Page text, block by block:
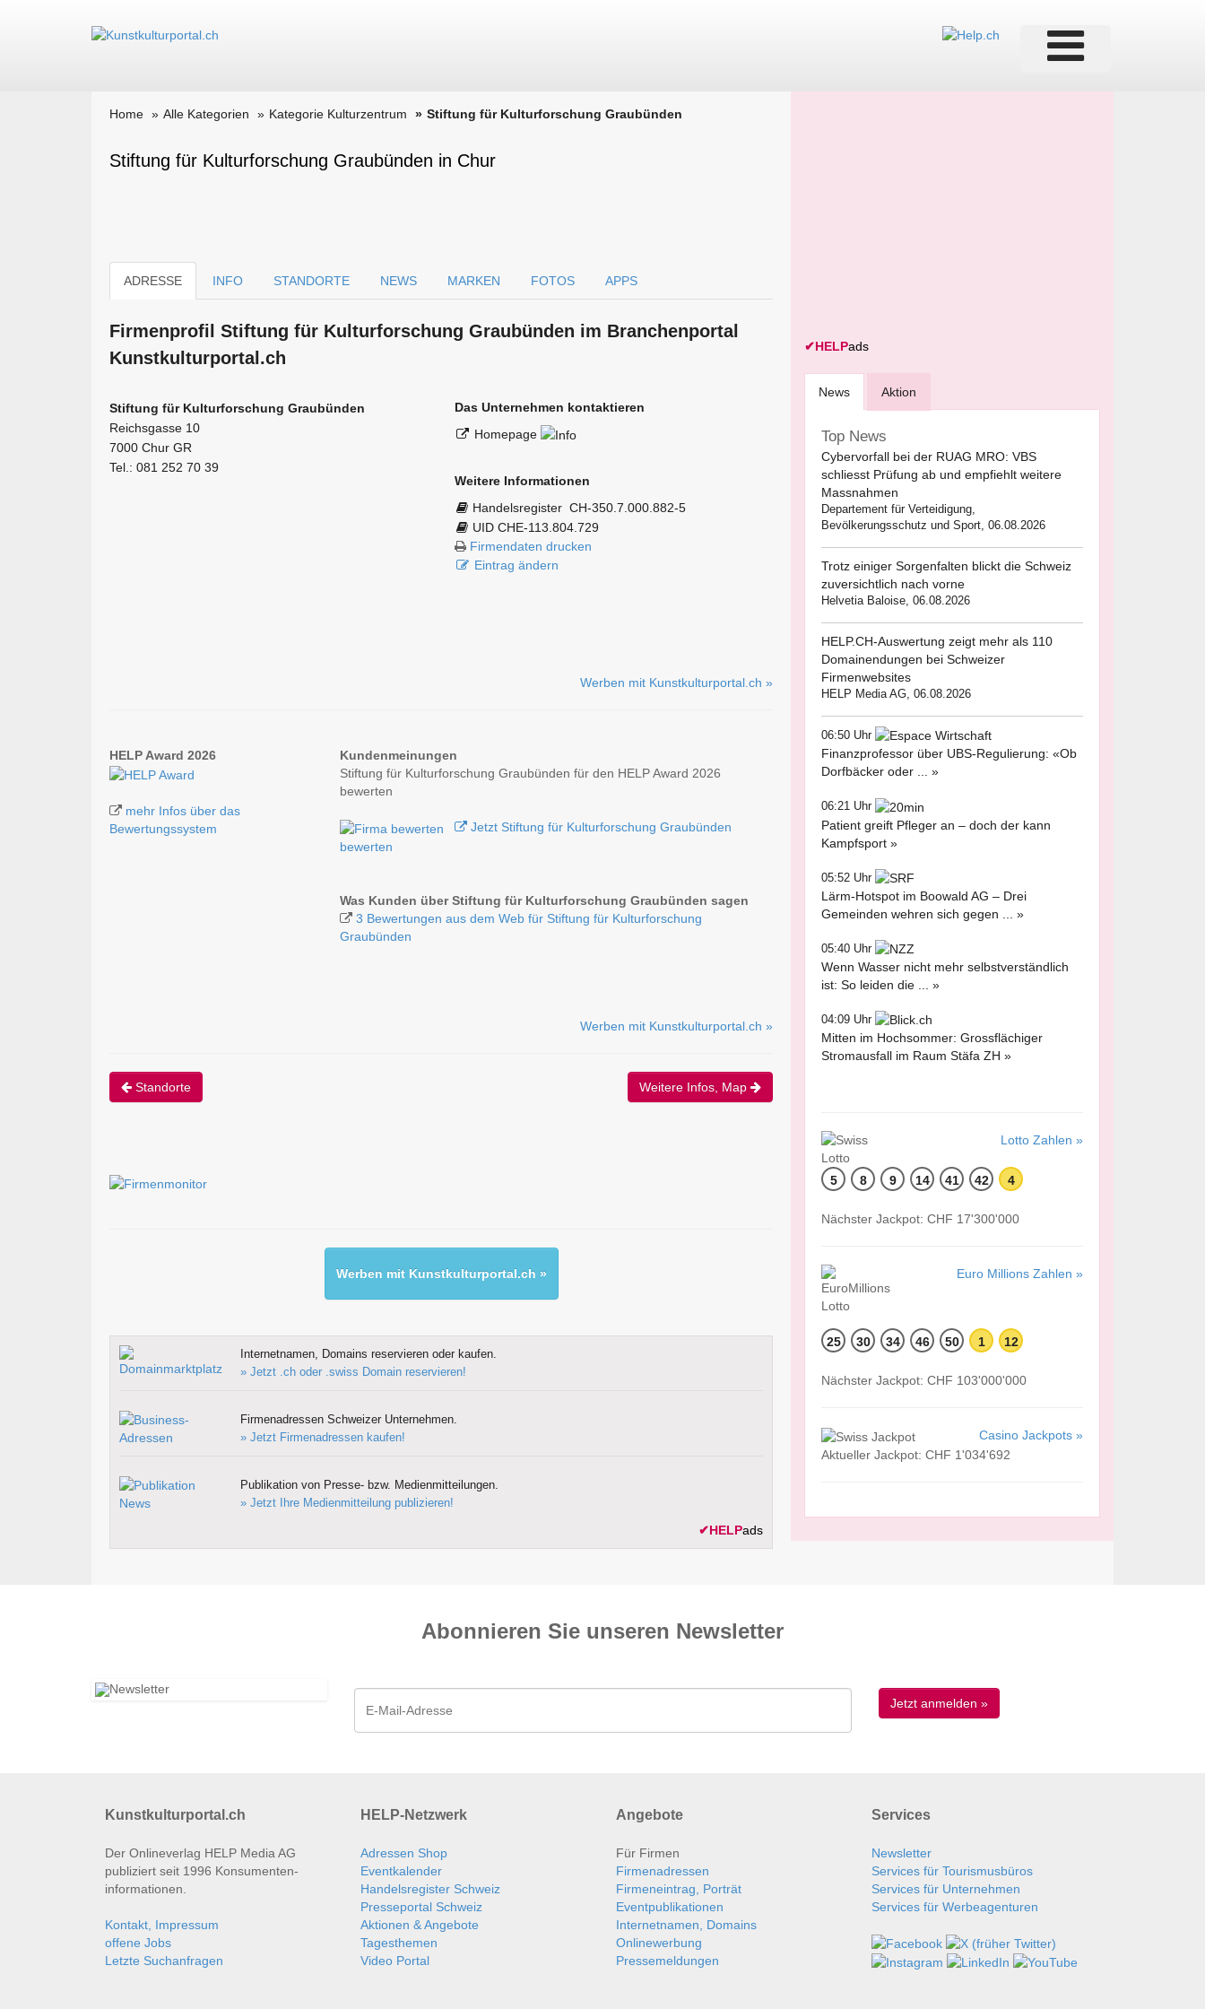
Home Alle Kategorien Kategorie Kulturzentrum Stiftung für Kulturforschung Graubünden
Stiftung für Kulturforschung Graubünden in Chur
ADRESSE INFO STANDORTE NEWS MARKEN FOTOS APPS
Firmen­profil Stiftung für Kulturforschung Graubünden im Branchen­portal
Kunstkulturportal.ch
Stiftung für Kulturforschung Graubünden
Reichsgasse 10
7000 Chur GR
Tel.: 081 252 70 39
Das Unternehmen kontaktieren
Homepage
Weitere Informationen
Handelsregister CH-350.7.000.882-5
UID CHE-113.804.729
Firmendaten drucken
Eintrag ändern
Werben mit Kunstkulturportal.ch »
HELP Award 2026
mehr Infos über das
Bewertungssystem
Kundenmeinungen
Stiftung für Kulturforschung Graubünden für den HELP Award 2026
bewerten
Jetzt Stiftung für Kulturforschung Graubünden
bewerten
Was Kunden über Stiftung für Kulturforschung Graubünden sagen
3 Bewertungen aus dem Web für Stiftung für Kulturforschung
Graubünden
Werben mit Kunstkulturportal.ch »
Standorte Weitere Infos, Map
Werben mit Kunstkulturportal.ch »
Internetnamen, Domains reservieren oder kaufen.
» Jetzt .ch oder .swiss Domain reservieren!
Firmenadressen Schweizer Unternehmen.
» Jetzt Firmenadressen kaufen!
Publikation von Presse- bzw. Medienmitteilungen.
» Jetzt Ihre Medienmitteilung publizieren!
✔HELPads
✔HELPads
News Aktion
Top News
Cybervorfall bei der RUAG MRO: VBS
schliesst Prüfung ab und empfiehlt weitere
Massnahmen
Departement für Verteidigung,
Bevölkerungsschutz und Sport, 06.08.2026
Trotz einiger Sorgenfalten blickt die Schweiz
zuversichtlich nach vorne
Helvetia Baloise, 06.08.2026
HELP.CH-Auswertung zeigt mehr als 110
Domainendungen bei Schweizer
Firmenwebsites
HELP Media AG, 06.08.2026
06:50 Uhr
Finanzprofessor über UBS-Regulierung: «Ob
Dorfbäcker oder ... »
06:21 Uhr
Patient greift Pfleger an – doch der kann
Kampfsport »
05:52 Uhr
Lärm-Hotspot im Boowald AG – Drei
Gemeinden wehren sich gegen ... »
05:40 Uhr
Wenn Wasser nicht mehr selbstverständlich
ist: So leiden die ... »
04:09 Uhr
Mitten im Hochsommer: Grossflächiger
Stromausfall im Raum Stäfa ZH »
Lotto Zahlen »
5 8 9 14 41 42 4
Nächster Jackpot: CHF 17'300'000
Euro Millions Zahlen »
25 30 34 46 50 1 12
Nächster Jackpot: CHF 103'000'000
Casino Jackpots »
Aktueller Jackpot: CHF 1'034'692
Abonnieren Sie unseren News­letter
Kunstkulturportal.ch
Der Onlineverlag HELP Media AG
publiziert seit 1996 Konsumenten­
informationen.
Kontakt, Impressum
offene Jobs
Letzte Suchanfragen
HELP-Netzwerk
Adressen Shop
Eventkalender
Handelsregister Schweiz
Presseportal Schweiz
Aktionen & Angebote
Tagesthemen
Video Portal
Angebote
Für Firmen
Firmenadressen
Firmeneintrag, Porträt
Eventpublikationen
Internetnamen, Domains
Onlinewerbung
Pressemeldungen
Services
Newsletter
Services für Tourismusbüros
Services für Unternehmen
Services für Werbeagenturen